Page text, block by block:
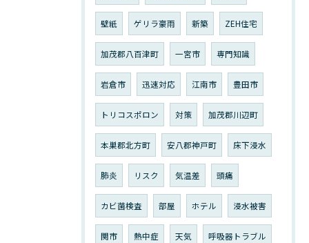
壁紙 ゲリラ豪雨 新築 ZEH住宅
加茂郡八百津町 一宮市 専門知識
岩倉市 迅速対応 江南市 豊田市
トリコスポロン 対策 加茂郡川辺町
本巣郡北方町 安八郡神戸町 床下浸水
肺炎 リスク 気温差 頭痛
カビ菌検査 部屋 ホテル 浸水被害
関市 熱中症 天気 呼吸器トラブル